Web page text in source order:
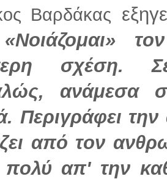
Βαρδάκας
σχέση.
ανάμεσα
Περιγράφει
από τον
απ' την